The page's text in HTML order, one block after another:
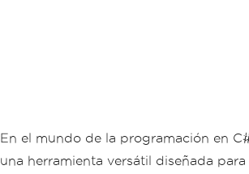
En el mundo de la programación en
una herramienta versátil diseñada